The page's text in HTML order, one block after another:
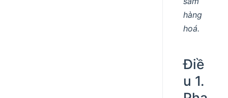
hàng
hoá.
Điề
u 1.